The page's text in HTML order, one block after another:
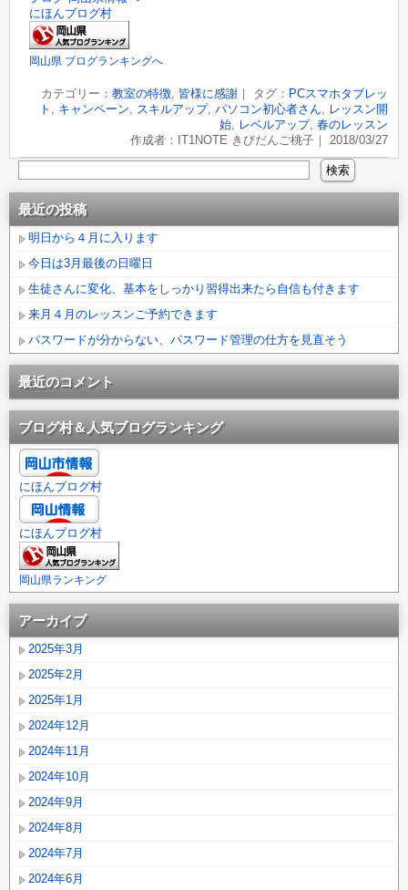
にほんブログ村
岡山県 ブログランキングへ
カテゴリー： 教室の特徴, 皆様に感謝｜ タグ： PCスマホタブレッ
ト , キャンペーン, スキルアップ, パソコン初心者さん, レッスン開
始, レベルアップ, 春のレッスン
作成者：IT1NOTE きびだんご桃子｜ 2018/03/27
最近の投稿
明日から４月に入ります
今日は3月最後の日曜日
生徒さんに変化、基本をしっかり習得出来たら自信も付きます
来月４月のレッスンご予約できます
パスワードが分からない、パスワード管理の仕方を見直そう
最近のコメント
ブログ村＆人気ブログランキング
にほんブログ村
にほんブログ村
岡山県ランキング
アーカイブ
2025年3月
2025年2月
2025年1月
2024年12月
2024年11月
2024年10月
2024年9月
2024年8月
2024年7月
2024年6月